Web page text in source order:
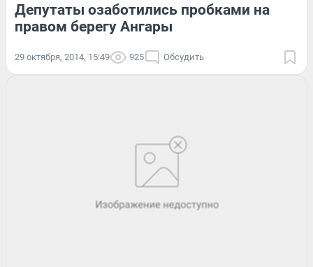
Депутаты озаботились пробками на
правом берегу Ангары
29 октября, 2014, 15:49 925 Обсудить